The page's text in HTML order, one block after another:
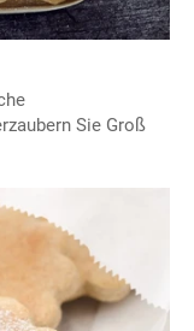
Sie Groß